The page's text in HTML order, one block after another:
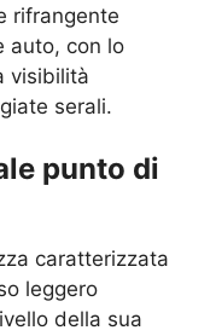
rifrangente
auto, con lo
visibilità
serali.
punto di
caratterizzata
leggero
della sua